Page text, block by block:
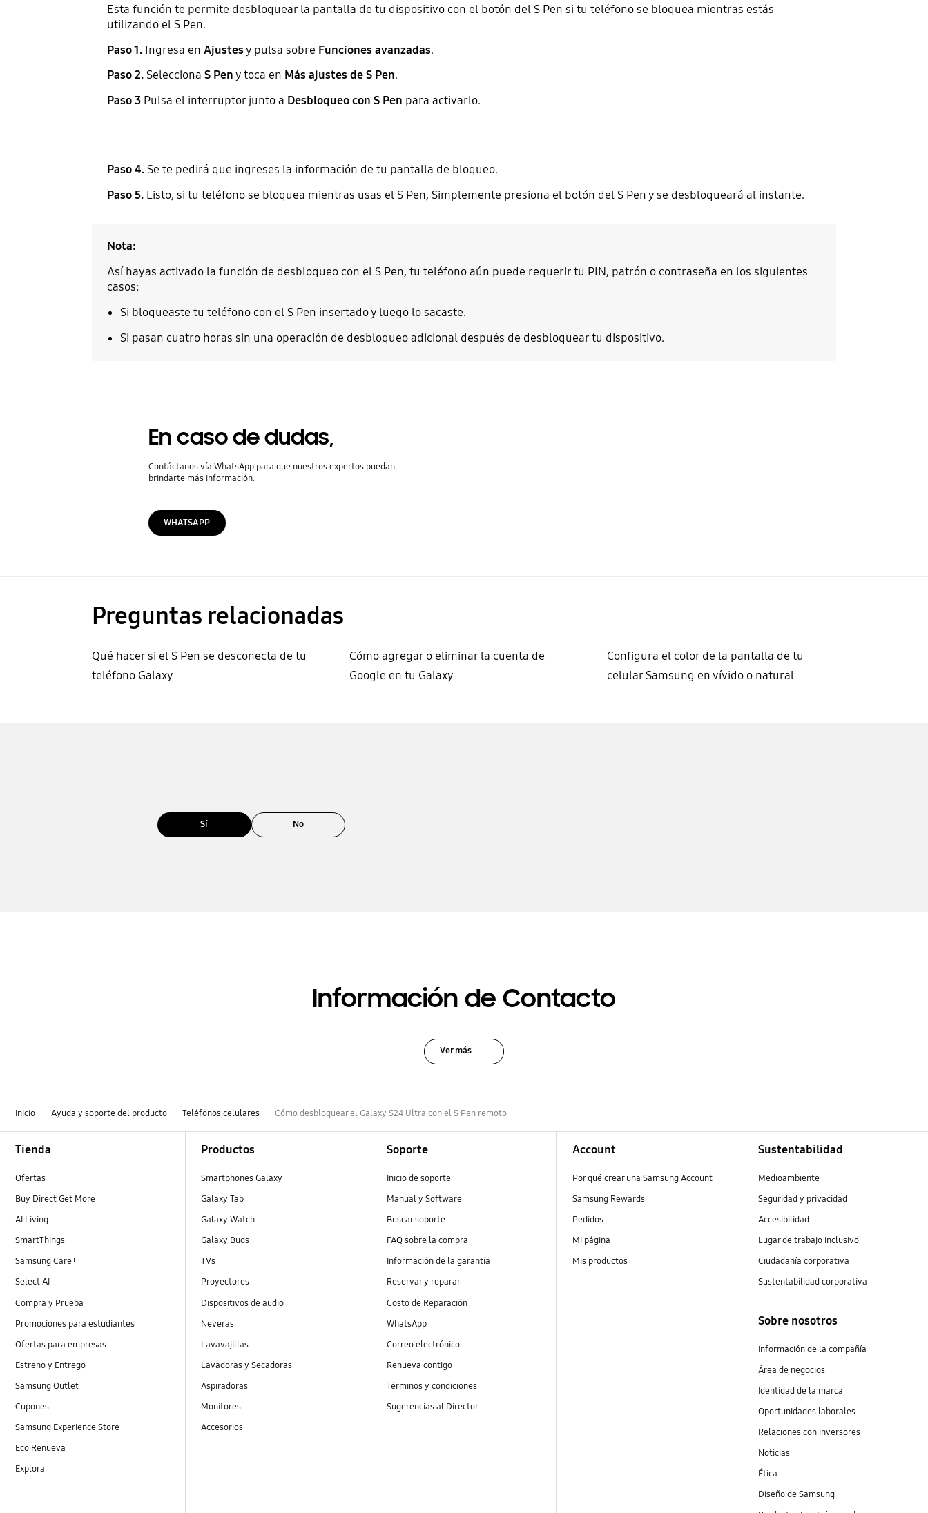
Esta función te permite desbloquear la pantalla de tu dispositivo con el botón del S Pen si tu teléfono se bloquea mientras estás
utilizando el S Pen.
Paso 1.Ingresa en Ajustesy pulsa sobre Funciones avanzadas.
Paso 2.Selecciona S Peny toca en Más ajustes de S Pen.
Paso 3Pulsa el interruptor junto a Desbloqueo con S Pen para activarlo.
Paso 4.Se te pedirá que ingreses la información de tu pantalla de bloqueo.
Paso 5.Listo, si tu teléfono se bloquea mientras usas el S Pen, Simplemente presiona el botón del S Pen y se desbloqueará al instante.
Nota:
Así hayas activado la función de desbloqueo con el S Pen, tu teléfono aún puede requerir tu PIN, patrón o contraseña en los siguientes
casos:
Si bloqueaste tu teléfono con el S Pen insertado y luego lo sacaste.
Si pasan cuatro horas sin una operación de desbloqueo adicional después de desbloquear tu dispositivo.
En caso de dudas,
Contáctanos vía WhatsApp para que nuestros expertos puedan
brindarte más información.
WHATSAPP
Preguntas relacionadas
Qué hacer si el S Pen se desconecta de tu
teléfono Galaxy
Cómo agregar o eliminar la cuenta de
Google en tu Galaxy
Configura el color de la pantalla de tu
celular Samsung en vívido o natural
Sí No
Información de Contacto
Ver más
Inicio Ayuda y soporte del producto Teléfonos celulares Cómo desbloquear el Galaxy S24 Ultra con el S Pen remoto
Tienda
Ofertas
Buy Direct Get More
AI Living
SmartThings
Samsung Care+
Select AI
Compra y Prueba
Promociones para estudiantes
Ofertas para empresas
Estreno y Entrego
Samsung Outlet
Cupones
Samsung Experience Store
Eco Renueva
Explora
Productos
Smartphones Galaxy
Galaxy Tab
Galaxy Watch
Galaxy Buds
TVs
Proyectores
Dispositivos de audio
Neveras
Lavavajillas
Lavadoras y Secadoras
Aspiradoras
Monitores
Accesorios
Soporte
Inicio de soporte
Manual y Software
Buscar soporte
FAQ sobre la compra
Información de la garantía
Reservar y reparar
Costo de Reparación
WhatsApp
Correo electrónico
Renueva contigo
Términos y condiciones
Sugerencias al Director
Account
Por qué crear una Samsung Account
Samsung Rewards
Pedidos
Mi página
Mis productos
Sustentabilidad
Medioambiente
Seguridad y privacidad
Accesibilidad
Lugar de trabajo inclusivo
Ciudadanía corporativa
Sustentabilidad corporativa
Sobre nosotros
Información de la compañía
Área de negocios
Identidad de la marca
Oportunidades laborales
Relaciones con inversores
Noticias
Ética
Diseño de Samsung